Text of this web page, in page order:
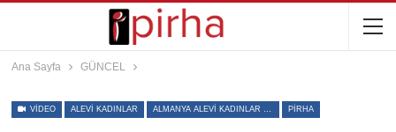
Ana Sayfa GÜNCEL
VIDEO ALEVI KADINLAR ALMANYA ALEVI KADINLAR BIRLIĞI (AAKB) PIRHA